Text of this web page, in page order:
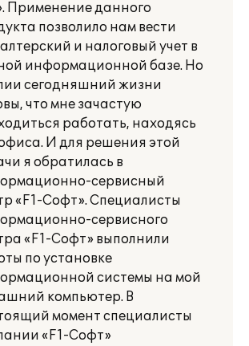
Применение данного
позволило нам вести
и налоговый учет в
информационной базе. Но
сегодняшний жизни
что мне зачастую
работать, находясь
И для решения этой
я обратилась в
сервисный
«F1-Софт». Специалисты
сервисного
«F1-Софт» выполнили
по установке
системы на мой
компьютер. В
момент специалисты
«F1-Софт»